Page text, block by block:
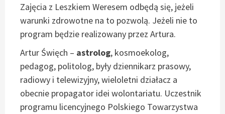
Zajęcia z Leszkiem Weresem odbędą się, jeżeli
warunki zdrowotne na to pozwolą. Jeżeli nie to
program będzie realizowany przez Artura.
Artur Święch – astrolog, kosmoekolog,
pedagog, politolog, były dziennikarz prasowy,
radiowy i telewizyjny, wieloletni działacz a
obecnie propagator idei wolontariatu. Uczestnik
programu licencyjnego Polskiego Towarzystwa